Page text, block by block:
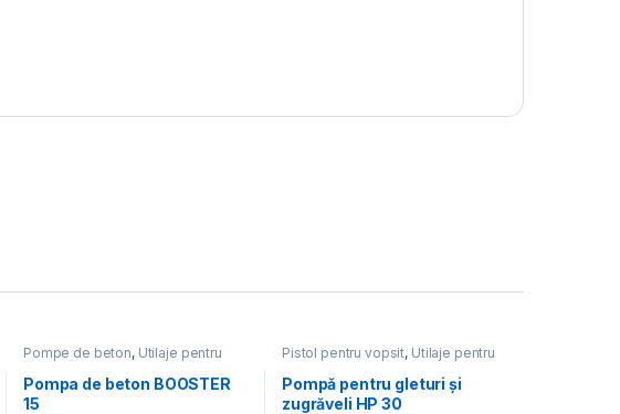
Pompe de beton, Utilaje pentru
construcții
Pompa de beton BOOSTER
15
Pistol pentru vopsit, Utilaje pentru
construcții
Pompă pentru gleturi și
zugrăveli HP 30